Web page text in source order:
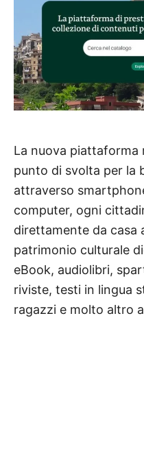
La nuova piattaforma
punto di svolta per la
attraverso
computer, ogni
direttamente da casa
patrimonio culturale
eBook, audiolibri,
riviste, testi in lingua
ragazzi e molto altro